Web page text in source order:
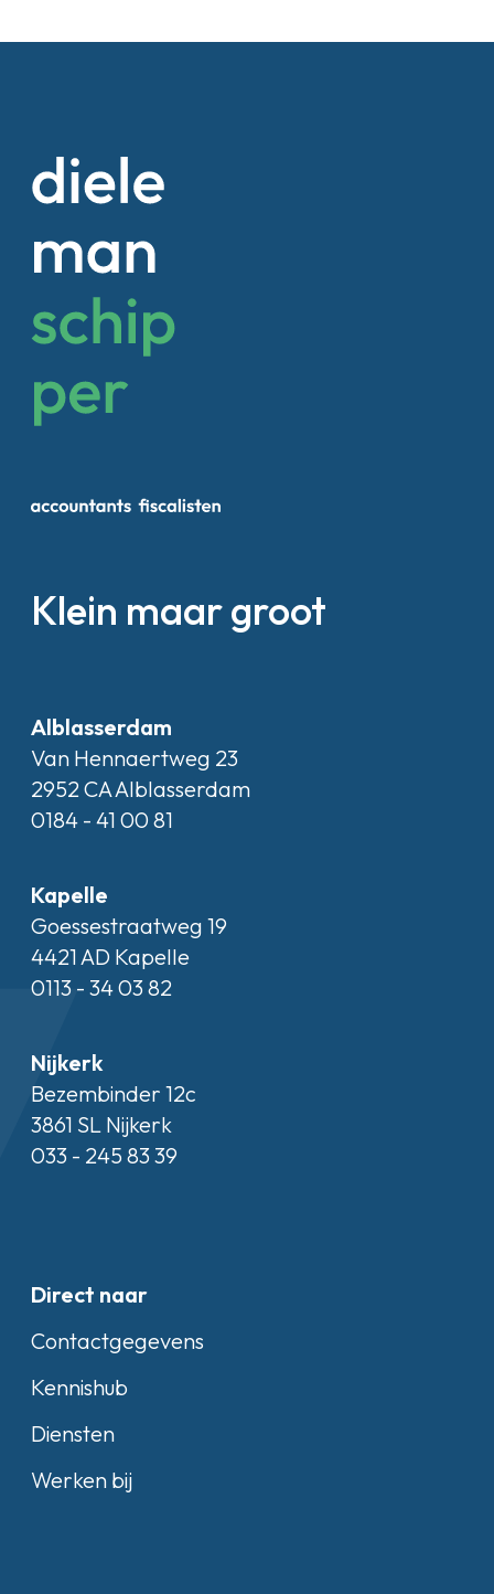
Klein maar groot
Alblasserdam
Van Hennaertweg 23
2952 CA Alblasserdam
0184 - 41 00 81
Kapelle
Goessestraatweg 19
4421 AD Kapelle
0113 - 34 03 82
Nijkerk
Bezembinder 12c
3861 SL Nijkerk
033 - 245 83 39
Direct naar
Contactgegevens
Kennishub
Diensten
Werken bij